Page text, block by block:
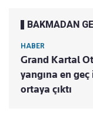
BAKMADAN
HABER
Grand Kartal
yangına en
ortaya çıktı